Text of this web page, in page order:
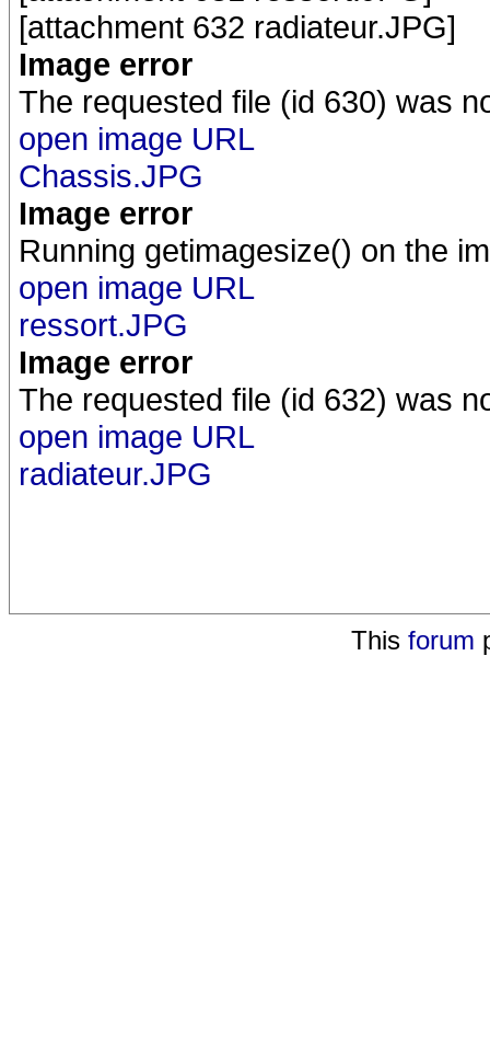
[attachment 632 radiateur.JPG]
Image error
The requested file (id 630) was
open image URL
Chassis.JPG
Image error
Running getimagesize() on the
open image URL
ressort.JPG
Image error
The requested file (id 632) was
open image URL
radiateur.JPG
This forum